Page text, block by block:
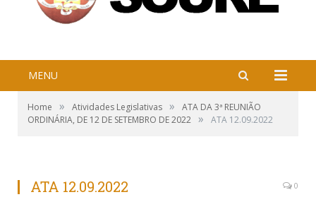
MENU
Home » Atividades Legislativas »
ATA DA 3ª REUNIÃO
ORDINÁRIA, DE 12 DE SETEMBRO DE 2022 » ATA 12.09.2022
ATA 12.09.2022 0